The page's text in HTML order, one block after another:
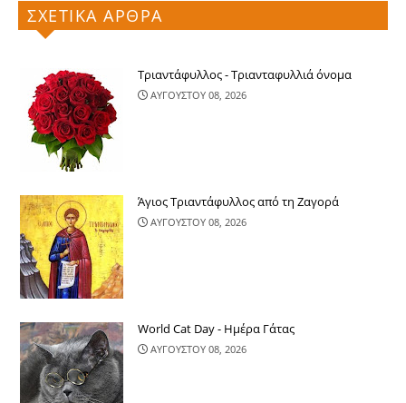
ΣΧΕΤΙΚΑ ΑΡΘΡΑ
Τριαντάφυλλος - Τριανταφυλλιά όνομα
ΑΥΓΟΥΣΤΟΥ 08, 2026
Άγιος Τριαντάφυλλος από τη Ζαγορά
ΑΥΓΟΥΣΤΟΥ 08, 2026
World Cat Day - Ημέρα Γάτας
ΑΥΓΟΥΣΤΟΥ 08, 2026